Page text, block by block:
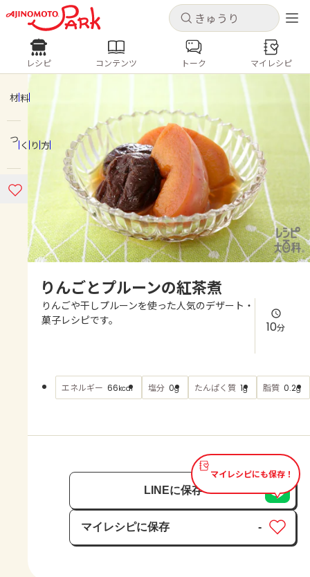
キャンセル
ログインするとレシピを保存できます
ホーム
コンテンツ
レシピ
トーク
よくあるお問い合わせ
AJINOMOTO PARK とは
キャンセル
レシピ コンテンツ
人気の食材・レシピ
きゅうり なす トマト
とうもろこし
ピーマン
みょうが ゴーヤ
レシピ コンテンツ トーク マイレシピ
材料
つくり方
りんごとプルーンの紅茶煮
りんごや干しプルーンを使った人気のデザート・
菓子レシピです。
10分
エネルギー 66kcal 塩分 0g たんぱく質 1g 脂質 0.2g
マイレシピにも保存！
LINEに保存
マイレシピに保存
保存済み
-